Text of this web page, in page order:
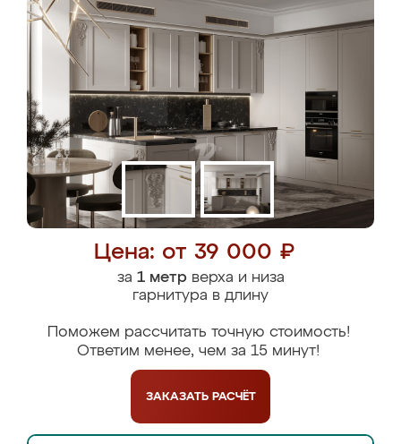
Цена: от 39 000 ₽
за 1 метрверха и низа
гарнитура в длину
Поможем рассчитать точную стоимость!
Ответим менее, чем за 15 минут!
ЗАКАЗАТЬ РАСЧЁТ